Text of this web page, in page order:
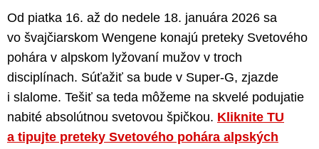
Od piatka 16. až do nedele 18. januára 2026 sa
vo švajčiarskom Wengene konajú preteky Svetového
pohára v alpskom lyžovaní mužov v troch
disciplínach. Súťažiť sa bude v Super-G, zjazde
i slalome. Tešiť sa teda môžeme na skvelé podujatie
nabité absolútnou svetovou špičkou. Kliknite TU
a tipujte preteky Svetového pohára alpských